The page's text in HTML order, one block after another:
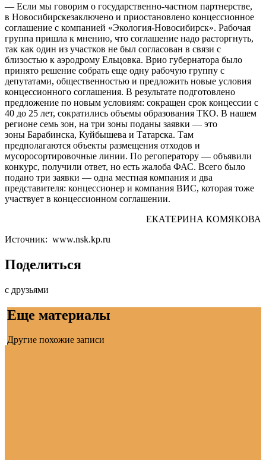
— Если мы говорим о государственно-частном партнерстве,
в Новосибирскезаключено и приостановлено концессионное
соглашение с компанией «Экология-Новосибирск». Рабочая
группа пришла к мнению, что соглашение надо расторгнуть,
так как один из участков не был согласован в связи с
близостью к аэродрому Ельцовка. Врио губернатора было
принято решение собрать еще одну рабочую группу с
депутатами, общественностью и предложить новые условия
концессионного соглашения. В результате подготовлено
предложение по новым условиям: сокращен срок концессии с
40 до 25 лет, сократились объемы образования ТКО. В нашем
регионе семь зон, на три зоны поданы заявки — это
зоны Барабинска, Куйбышева и Татарска. Там
предполагаются объекты размещения отходов и
мусоросортировочные линии. По регоператору — объявили
конкурс, получили ответ, но есть жалоба ФАС. Всего было
подано три заявки — одна местная компания и два
представителя: концессионер и компания ВИС, которая тоже
участвует в концессионном соглашении.
ЕКАТЕРИНА КОМЯКОВА
Источник: www.nsk.kp.ru
Поделиться
с друзьями
Еще материалы
Другие похожие записи